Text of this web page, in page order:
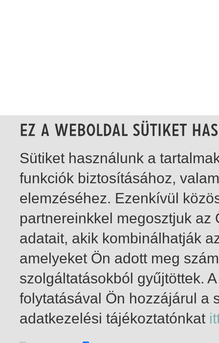
1-1 / összesen 1 találat
Sütiket használunk a
funkciók biztosításához,
elemzéséhez. Ezenkívül
partnereinkkel megosztjuk
adatait, akik kombinálhatják
amelyeket Ön adott meg
szolgáltatásokból gyűjtöttek.
folytatásával Ön hozzájárul a
adatkezelési tájékoztatónkat